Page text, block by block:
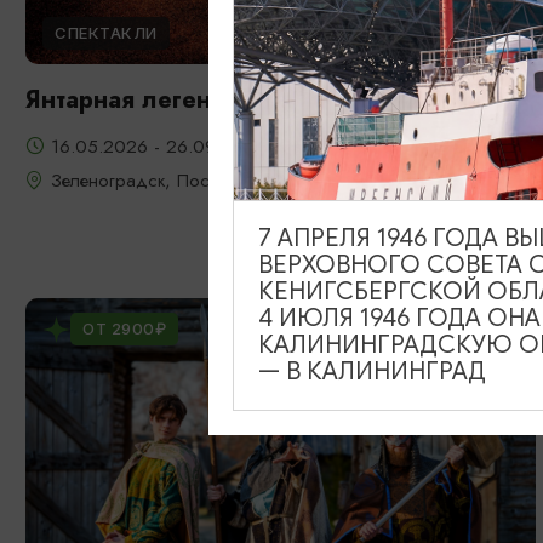
СПЕКТАКЛИ
Янтарная легенда
16.05.2026 - 26.09.2026, 22:00, 23:00, 20:00
Зеленоградск, Поселение викингов «Кауп»
ОТ 2900₽
7 АПРЕЛЯ 1946 ГОДА
ВЕРХОВНОГО СОВЕТА
КЕНИГСБЕРГСКОЙ
4 ИЮЛЯ 1946 ГОДА
КАЛИНИНГРАДСКУЮ
— В КАЛИНИНГРАД